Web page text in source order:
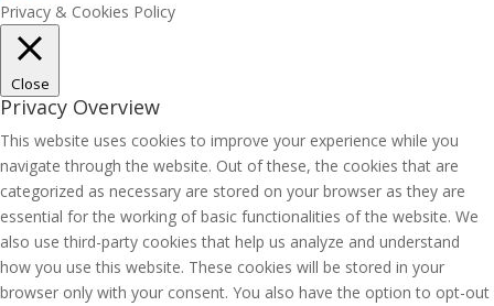
Privacy & Cookies Policy
Close
Privacy Overview
This website uses cookies to improve your experience while you
navigate through the website. Out of these, the cookies that are
categorized as necessary are stored on your browser as they are
essential for the working of basic functionalities of the website. We
also use third-party cookies that help us analyze and understand
how you use this website. These cookies will be stored in your
browser only with your consent. You also have the option to opt-out